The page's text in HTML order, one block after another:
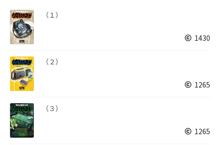
（１）
1430
（２）
1265
（３）
1265